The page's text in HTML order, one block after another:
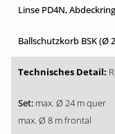
max. Ø 24 m quer
max. Ø 8 m frontal